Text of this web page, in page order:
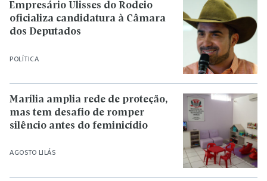
POLÍTICA
Empresário Ulisses do Rodeio
oficializa candidatura à Câmara
dos Deputados
AGOSTO LILÁS
Marília amplia rede de proteção,
mas tem desafio de romper
silêncio antes do feminicídio